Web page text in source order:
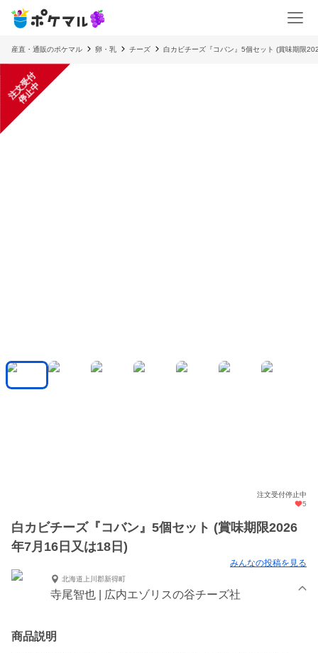
産直・通販のポケマル 卵・乳 チーズ 白カビチーズ『コバン』5個セット (賞味期限
注
文
受
付
停
止
中
注文受付停止中
5
白カビチーズ『コバン』5個セット (賞味期限2026
年7月16日又は18日)
みんなの投稿を見る
北海道上川郡新得町
寺尾智也 | 広内エゾリスの谷チーズ社
商品説明